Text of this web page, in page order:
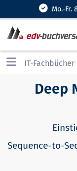
Mo.-Fr.
IT-Fachbücher
Deep
Sequence-to-